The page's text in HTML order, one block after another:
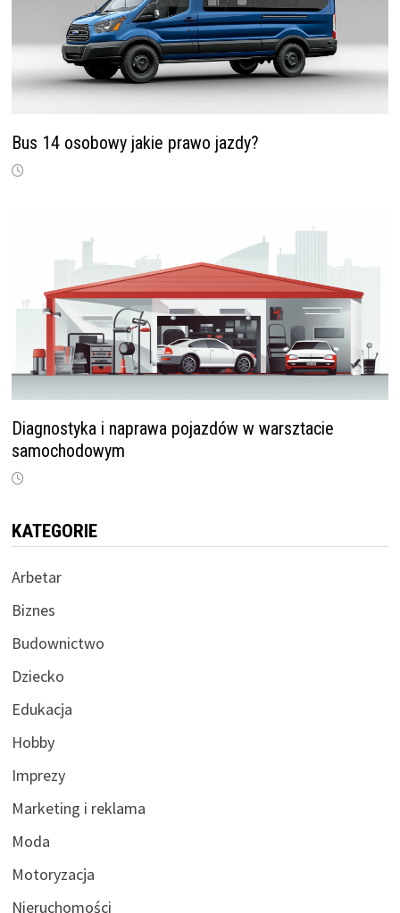
Bus 14 osobowy jakie prawo jazdy?
Diagnostyka i naprawa pojazdów w warsztacie
samochodowym
KATEGORIE
Arbetar
Biznes
Budownictwo
Dziecko
Edukacja
Hobby
Imprezy
Marketing i reklama
Moda
Motoryzacja
Nieruchomości